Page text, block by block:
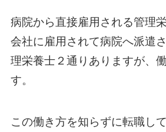
病院から直接雇用される管理
会社に雇用されて病院へ派遣
理栄養士２通りありますが、
す。
この働き方を知らずに転職し